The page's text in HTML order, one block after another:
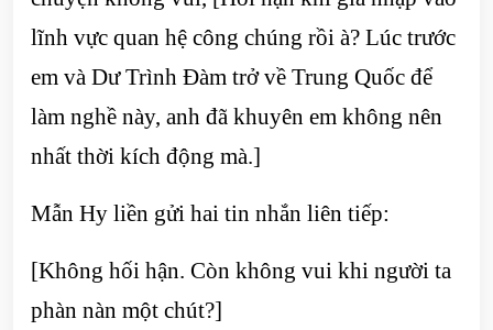
lĩnh vực quan hệ công chúng rồi à? Lúc trước
em và Dư Trình Đàm trở về Trung Quốc để
làm nghề này, anh đã khuyên em không nên
nhất thời kích động mà.]
Mẫn Hy liền gửi hai tin nhắn liên tiếp:
[Không hối hận. Còn không vui khi người ta
phàn nàn một chút?]